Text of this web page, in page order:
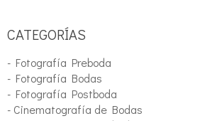
CATEGORÍAS
- Fotografía Preboda
- Fotografía Bodas
- Fotografía Postboda
- Cinematografía de Bodas